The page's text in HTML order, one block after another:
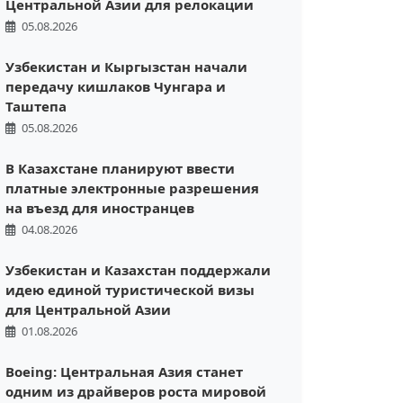
Центральной Азии для релокации
05.08.2026
Узбекистан и Кыргызстан начали
передачу кишлаков Чунгара и
Таштепа
05.08.2026
В Казахстане планируют ввести
платные электронные разрешения
на въезд для иностранцев
04.08.2026
Узбекистан и Казахстан поддержали
идею единой туристической визы
для Центральной Азии
01.08.2026
Boeing: Центральная Азия станет
одним из драйверов роста мировой